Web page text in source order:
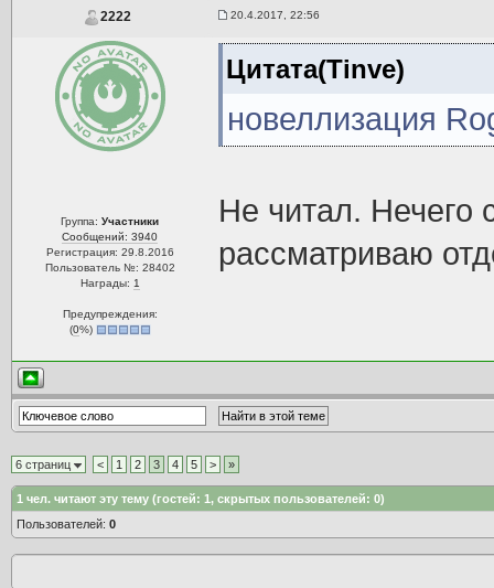
2222 20.4.2017, 22:56
Группа:Участники
Сообщений: 3940
Регистрация: 29.8.2016
Пользователь №: 28402
Награды: 1
Предупреждения:
(0%)
Цитата(Tinve)
новеллизация
Не читал. Нечего
рассматриваю
6 страниц < 1 2 3 4 5 > »
1 чел. читают эту тему (гостей: 1, скрытых пользователей: 0)
Пользователей: 0